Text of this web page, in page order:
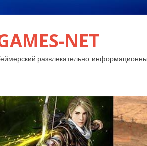
NET
развлекательно-